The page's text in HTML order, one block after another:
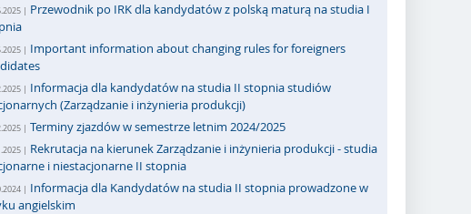
| Przewodnik po IRK dla kandydatów z polską maturą na studia I
| Important information about changing rules for foreigners
| Informacja dla kandydatów na studia II stopnia studiów
(Zarządzanie i inżynieria produkcji)
| Terminy zjazdów w semestrze letnim 2024/2025
| Rekrutacja na kierunek Zarządzanie i inżynieria produkcji - studia
i niestacjonarne II stopnia
| Informacja dla Kandydatów na studia II stopnia prowadzone w
angielskim